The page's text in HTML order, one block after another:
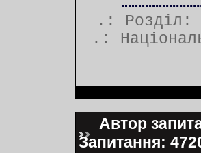
.: Розділ:
.:
Автор
Запитання: